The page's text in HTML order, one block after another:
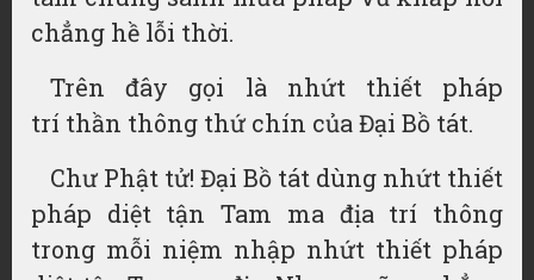
chẳng hề lỗi thời.
Trên đây gọi là nhứt thiết pháp
trí thần thông thứ chín của Đại Bồ tát.
Chư Phật tử! Đại Bồ tát dùng nhứt thiết
pháp diệt tận Tam ma địatrí thông
trong mỗi niệm nhập nhứt thiết pháp